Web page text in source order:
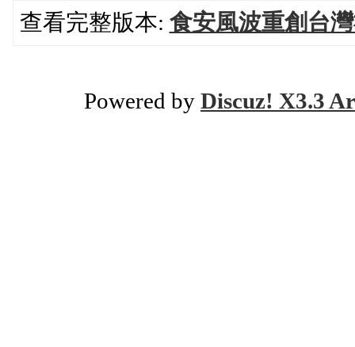
查看完整版本: 食安風波重創台
Powered by Discuz! X3.3